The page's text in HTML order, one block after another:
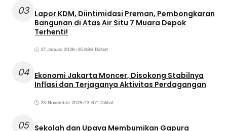
03 Lapor KDM, Diintimidasi Preman, Pembongkaran
Bangunan di Atas Air Situ 7 Muara Depok
Terhenti!
27 Januari 2026•25.686 Dilihat
04 Ekonomi Jakarta Moncer, Disokong Stabilnya
Inflasi dan Terjaganya Aktivitas Perdagangan
23 November 2025•13.671 Dilihat
05 Sekolah dan Upaya Membumikan Gapura